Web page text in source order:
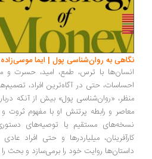
نگاهی به روان‌شناسی پول | ایما موسی‌زاده
انسان‌ها با ترس، طمع، امید، حسرت و
احساسات، حتی در آگاه‌ترین افراد،
منظر، «روان‌شناسی پول» بیش از آنکه
معاصر و رابطه پرتنش او با مفهوم ثروت و
نسخه‌های مستقیم یا توصیه‌های
کارآفرینان، میلیاردرها و حتی افراد
داستان‌ها روایت خود را برمی‌سازد و بحث